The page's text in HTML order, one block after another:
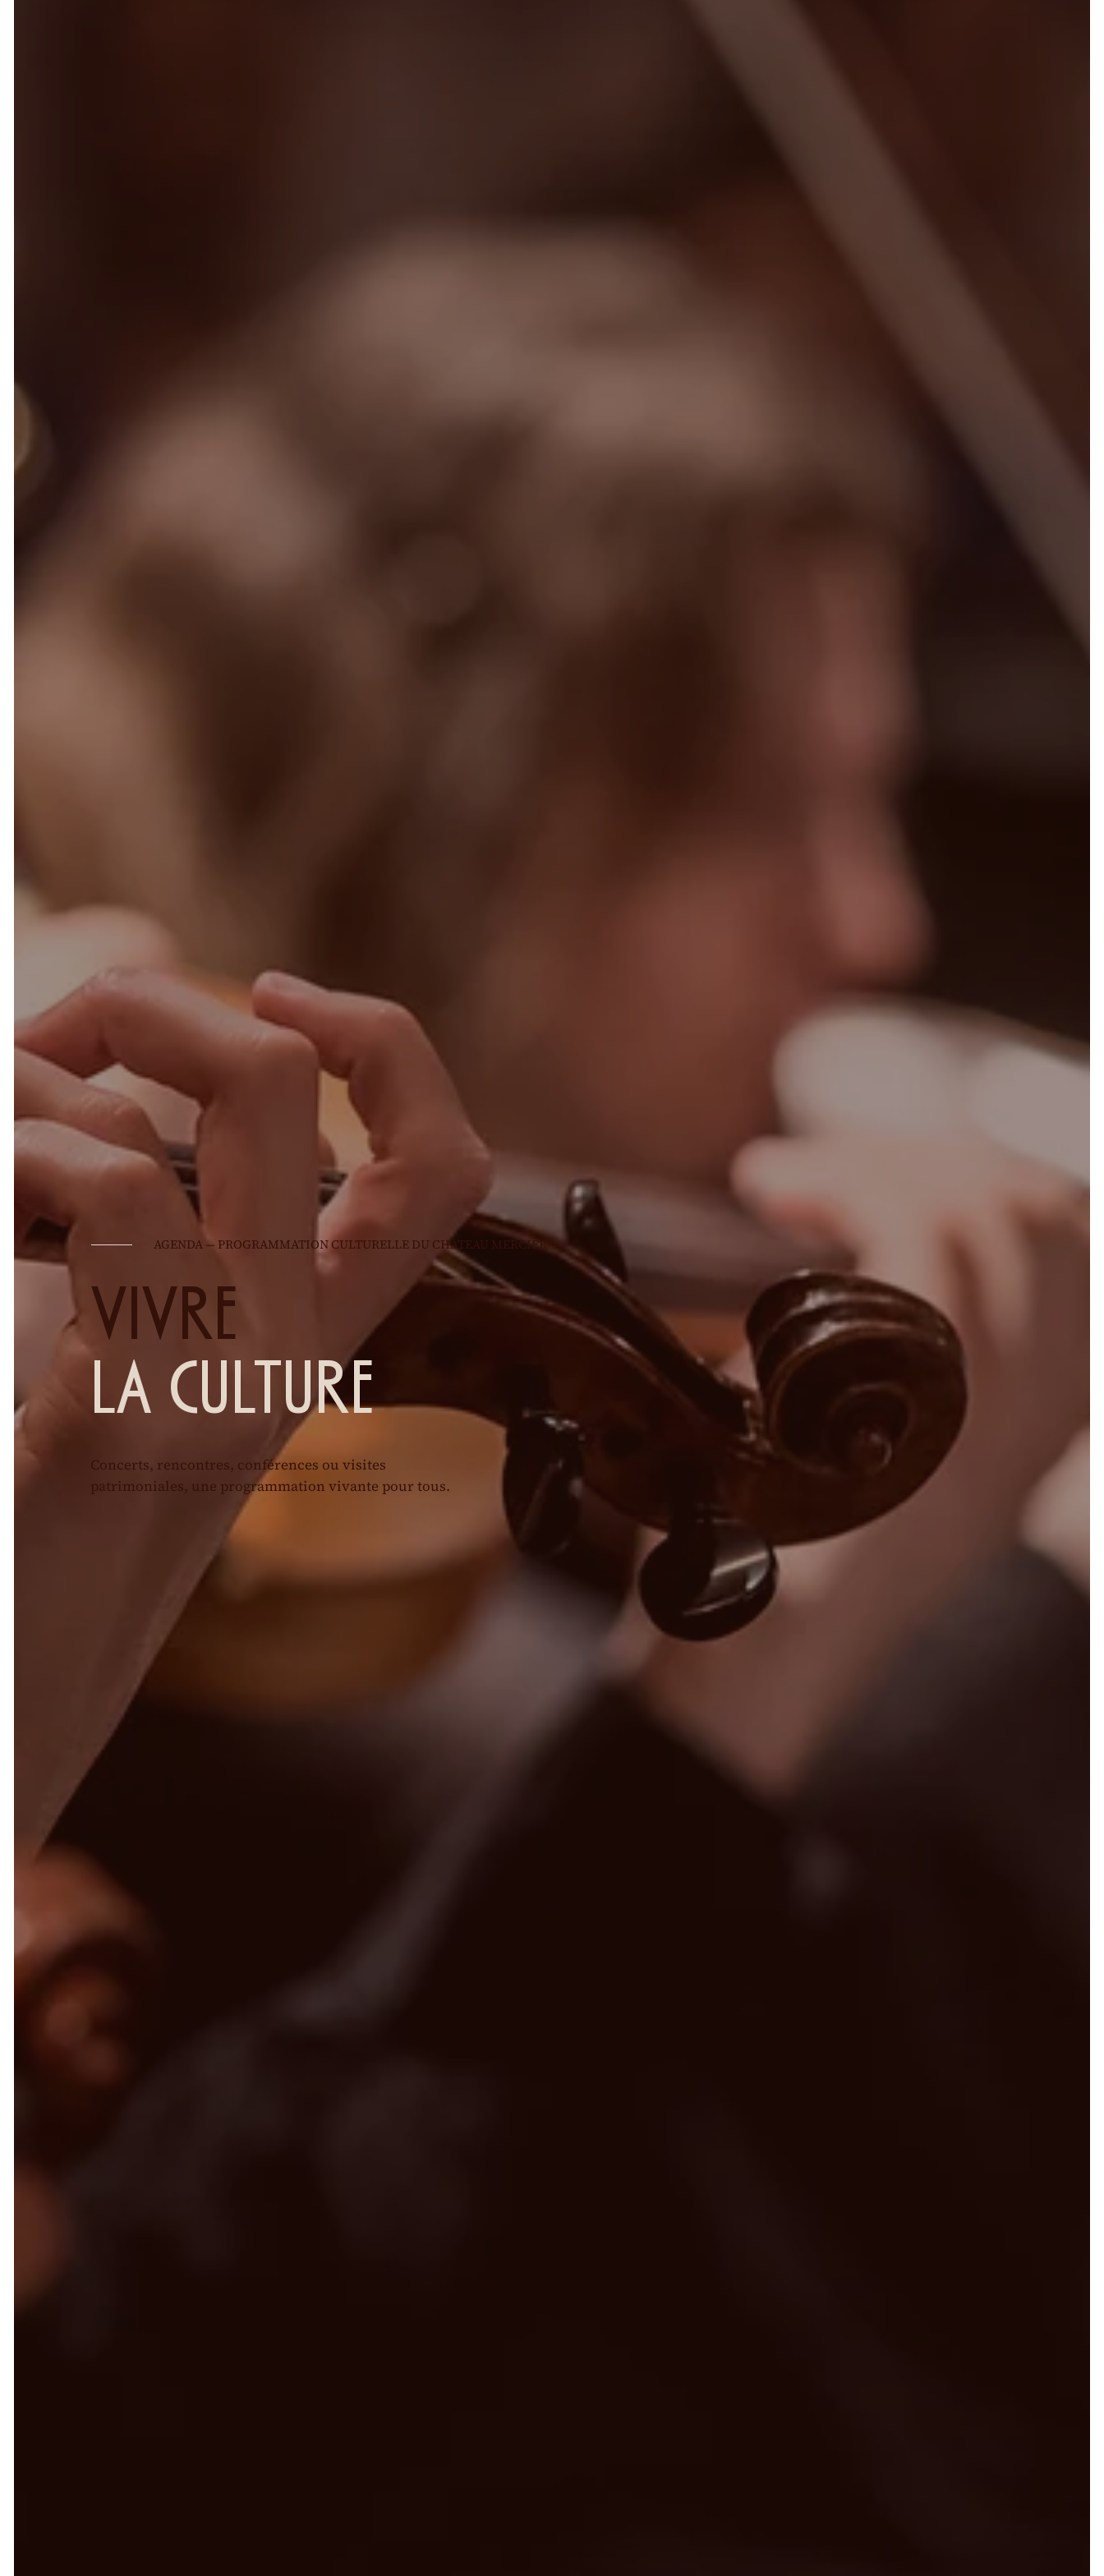
AGENDA — PROGRAMMATION CULTURELLE DU CHÂTEAU MERCIER
VIVRE
LA CULTURE
Concerts, rencontres, conférences ou visites
patrimoniales, une programmation vivante pour tous.